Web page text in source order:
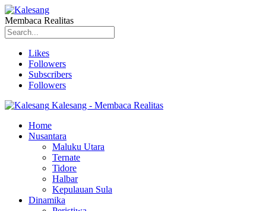
Membaca Realitas
Likes
Followers
Subscribers
Followers
Kalesang - Membaca Realitas
Home
Nusantara
Maluku Utara
Ternate
Tidore
Halbar
Kepulauan Sula
Dinamika